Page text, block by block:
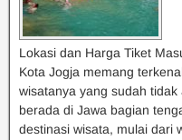
Lokasi dan Harga Tiket
Kota Jogja memang
wisatanya yang sudah
berada di Jawa bagian
destinasi wisata, mulai dari